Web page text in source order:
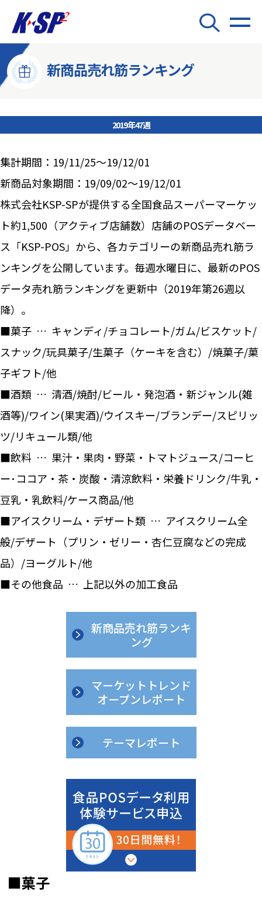
新商品売れ筋ランキング
2019年47週
集計期間：19/11/25～19/12/01
新商品対象期間：19/09/02～19/12/01
株式会社KSP-SPが提供する全国食品スーパーマーケッ
ト約1,500（アクティブ店舗数）店舗のPOSデータベー
ス「KSP-POS」から、各カテゴリーの新商品売れ筋ラ
ンキングを公開しています。毎週水曜日に、最新のPOS
データ売れ筋ランキングを更新中（2019年第26週以
降）。
■菓子 … キャンディ/チョコレート/ガム/ビスケット/
スナック/玩具菓子/生菓子（ケーキを含む）/焼菓子/菓
子ギフト/他
■酒類 … 清酒/焼酎/ビール・発泡酒・新ジャンル(雑
酒等)/ワイン(果実酒)/ウイスキー/ブランデー/スピリッ
ツ/リキュール類/他
■飲料 … 果汁・果肉・野菜・トマトジュース/コーヒ
ー･ココア・茶・炭酸・清涼飲料・栄養ドリンク/牛乳・
豆乳・乳飲料/ケース商品/他
■アイスクリーム・デザート類 … アイスクリーム全
般/デザート（プリン・ゼリー・杏仁豆腐などの完成
品）/ヨーグルト/他
■その他食品 … 上記以外の加工食品
新商品売れ筋ランキ
ング
マーケットトレンド
オープンレポート
テーマレポート
■菓子